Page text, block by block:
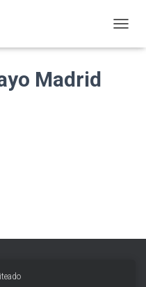
Madrid